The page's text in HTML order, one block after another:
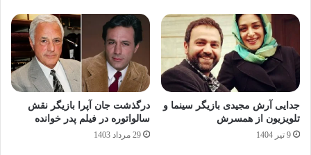
جدایی آرش مجیدی بازیگر سینما و
تلویزیون از همسرش
9 تیر 1404
درگذشت جان آپرا بازیگر نقش
سالواتوره در فیلم پدر خوانده
29 مرداد 1403